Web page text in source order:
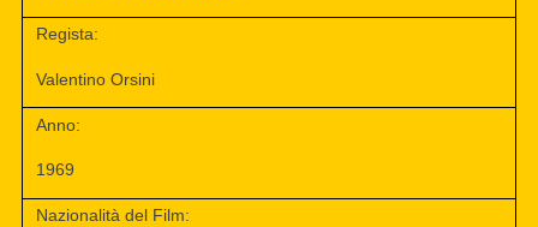
Regista:
Valentino Orsini
Anno:
1969
Nazionalità del Film: